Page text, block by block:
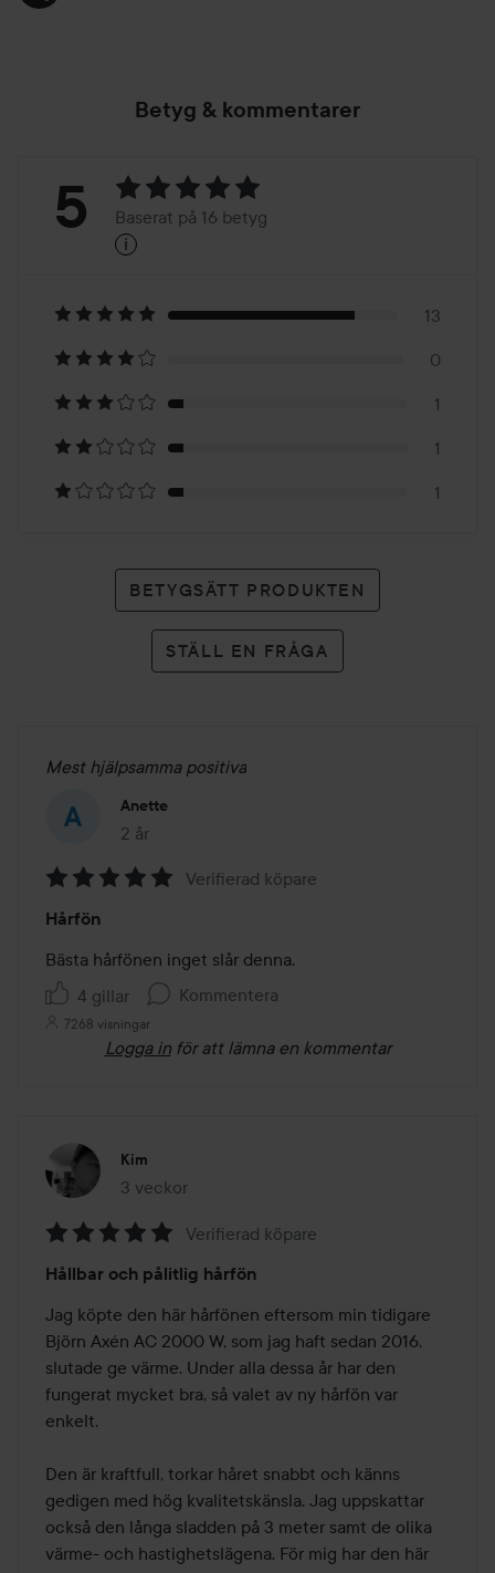
Betyg & kommentarer
Betyg:
Baserat
på
16
betyg
5 Baserat på 16 betyg
i
13
0
1
1
1
BETYGSÄTT PRODUKTEN
STÄLL EN FRÅGA
Mest hjälpsamma positiva
Anette
2 år
Inlägget skapades 2 år
5
av
5
Verifierad köpare
Hårfön
Bästa hårfönen inget slår denna.
4 gillar
Kommentera
7268 visningar
Logga in för att lämna en kommentar
Kim
3 veckor
Inlägget skapades 3 veckor
5
av
5
Verifierad köpare
Hållbar och pålitlig hårfön
Jag köpte den här hårfönen eftersom min tidigare
Björn Axén AC 2000 W, som jag haft sedan 2016,
slutade ge värme. Under alla dessa år har den
fungerat mycket bra, så valet av ny hårfön var
enkelt.
Den är kraftfull, torkar håret snabbt och känns
gedigen med hög kvalitetskänsla. Jag uppskattar
också den långa sladden på 3 meter samt de olika
värme- och hastighetslägena. För mig har den här